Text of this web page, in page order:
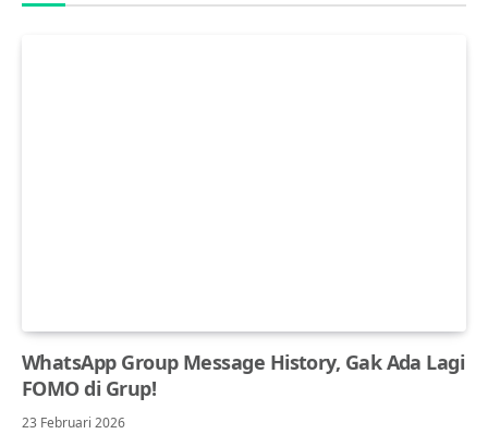
WhatsApp Group Message History, Gak Ada Lagi
FOMO di Grup!
23 Februari 2026